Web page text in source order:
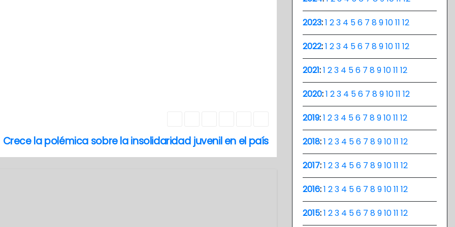
Crece la polémica sobre la insolidaridad juvenil en el país
2023:1 23 4 56 7 891011 12
2022:1 23 4 56 7 891011 12
2021:1 23 4 56 7 891011 12
2020:1 23 4 56 7 891011 12
2019:1 23 4 56 7 891011 12
2018:1 23 4 56 7 891011 12
2017:1 23 4 56 7 891011 12
2016:1 23 4 56 7 891011 12
2015:1 23 4 56 7 891011 12